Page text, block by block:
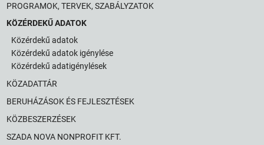
PROGRAMOK, TERVEK, SZABÁLYZATOK
KÖZÉRDEKŰ ADATOK
Közérdekű adatok
Közérdekű adatok igénylése
Közérdekű adatigénylések
KÖZADATTÁR
BERUHÁZÁSOK ÉS FEJLESZTÉSEK
KÖZBESZERZÉSEK
SZADA NOVA NONPROFIT KFT.